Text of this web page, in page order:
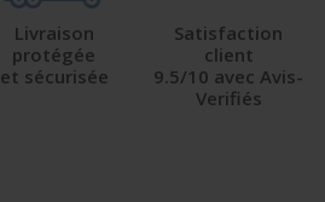
Livraison
protégée
et sécurisée
Satisfaction
client
9.5/10 avec Avis-
Verifiés